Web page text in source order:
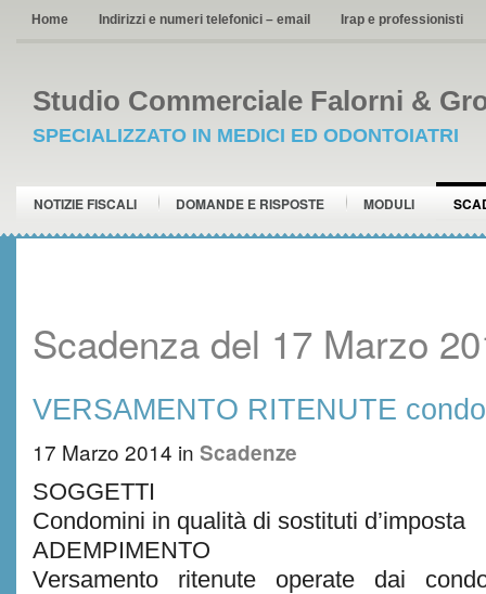
Home Indirizzi e numeri telefonici – email Irap e professionisti
Studio Commerciale Falorni &
SPECIALIZZATO IN MEDICI ED ODONTOIATRI
NOTIZIE FISCALI DOMANDE E RISPOSTE MODULI
Scadenza del 17 Marzo
VERSAMENTO RITENUTE
17 Marzo 2014 in Scadenze
SOGGETTI
Condomini in qualità di sostituti d’imposta
ADEMPIMENTO
Versamento ritenute operate dai